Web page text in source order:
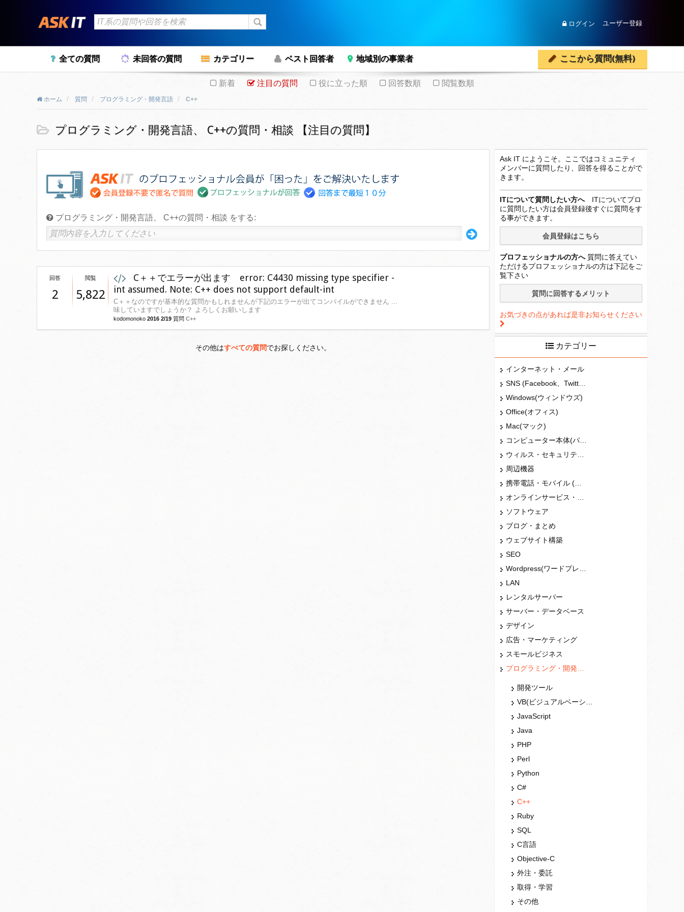
ユーザー登録
ログイン
全ての質問 未回答の質問 カテゴリー ベスト回答者 地域別の事業者 ここから質問(無料)
新着 注目の質問 役に立った順 回答数順 閲覧数順
ホーム 質問 プログラミング・開発言語 C++
プログラミング・開発言語、 C++の質問・相談 【注目の質問】
プログラミング・開発言語、 C++の質問・相談 をする:
回答
2
閲覧
5,822
C＋＋でエラーが出ます error: C4430 missing type specifier -
int assumed. Note: C++ does not support default-int
C＋＋なのですが基本的な質問かもしれませんが下記のエラーが出てコンパイルができません ...
味していますでしょうか？ よろしくお願いします
kodomonoko 2016 2/19 質問 C++
その他はすべての質問でお探しください。
Ask IT にようこそ。ここではコミュニティ
メンバーに質問したり、回答を得ることがで
きます。
ITについて質問したい方へITについてプロ
に質問したい方は会員登録後すぐに質問をす
る事ができます。
プロフェッショナルの方へ質問に答えてい
ただけるプロフェッショナルの方は下記をご
覧下さい
お気づきの点があれば是非お知らせください
カテゴリー
インターネット・メール
Windows(ウィンドウズ)
Office(オフィス)
Mac(マック)
周辺機器
ソフトウェア
ブログ・まとめ
ウェブサイト構築
SEO
LAN
レンタルサーバー
サーバー・データベース
デザイン
広告・マーケティング
スモールビジネス
開発ツール
JavaScript
Java
PHP
Perl
Python
C#
C++
Ruby
SQL
C言語
Objective-C
外注・委託
取得・学習
その他